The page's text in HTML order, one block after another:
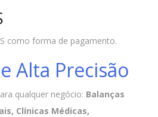
como forma de pagamento.
Alta Precisão
qualquer negócio: Balanças
Clínicas Médicas,